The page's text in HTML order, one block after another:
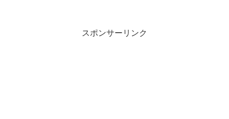
スポンサーリンク